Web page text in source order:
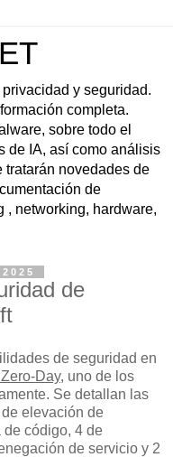
y seguridad.
completa.
sobre todo el
de IA, así como análisis
tratarán novedades de
de
, networking, hardware,
de
de seguridad en
Day, uno de los
Se detallan las
elevación de
código, 4 de
de servicio y 2